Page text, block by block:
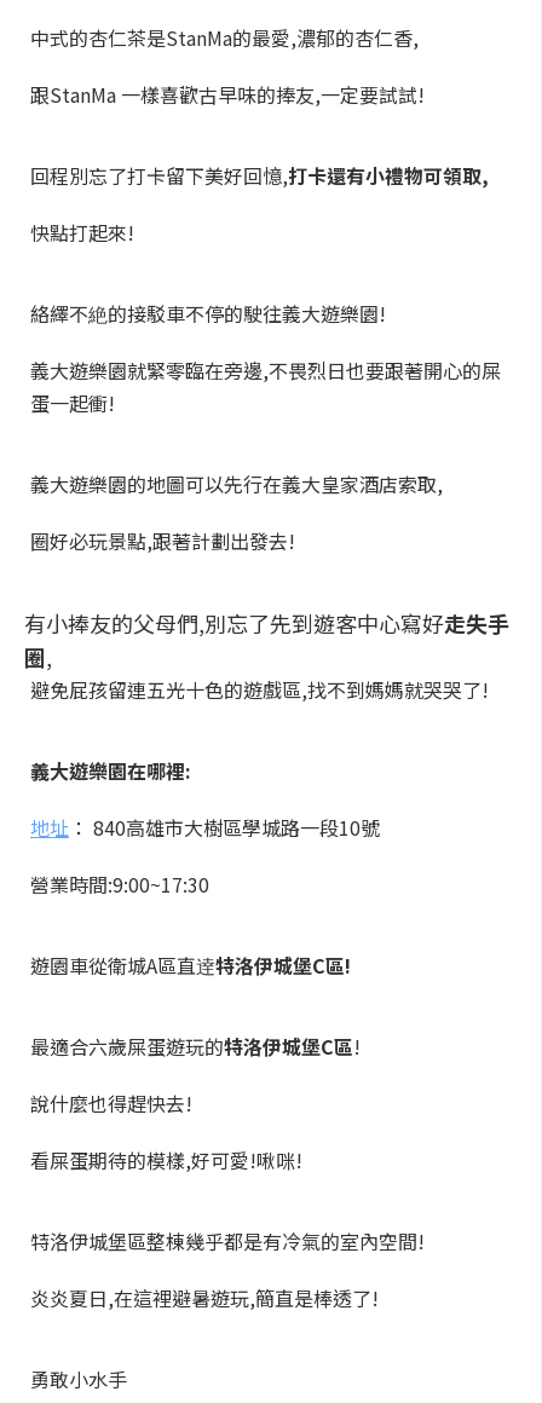
中式的杏仁茶是StanMa的最愛,濃郁的杏仁香,
跟StanMa 一樣喜歡古早味的捧友,一定要試試!
回程別忘了打卡留下美好回憶,打卡還有小禮物可領取,
快點打起來!
絡繹不絶的接駁車不停的駛往義大遊樂園!
義大遊樂園就緊零臨在旁邊,不畏烈日也要跟著開心的屎
蛋一起衝!
義大遊樂園的地圖可以先行在義大皇家酒店索取,
圈好必玩景點,跟著計劃出發去!
有小捧友的父母們,別忘了先到遊客中心寫好走失手
圈,
避免屁孩留連五光十色的遊戲區,找不到媽媽就哭哭了!
義大遊樂園在哪裡:
地址 ： 840高雄市大樹區學城路一段10號
營業時間:9:00~17:30
遊園車從衛城A區直逹特洛伊城堡C區!
最適合六歲屎蛋遊玩的特洛伊城堡C區!
說什麼也得趕快去!
看屎蛋期待的模樣,好可愛!啾咪!
特洛伊城堡區整棟幾乎都是有冷氣的室內空間!
炎炎夏日,在這裡避暑遊玩,簡直是棒透了!
勇敢小水手